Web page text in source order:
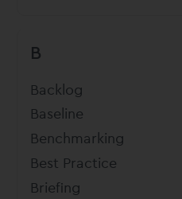
B
Backlog
Baseline
Benchmarking
Best Practice
Briefing